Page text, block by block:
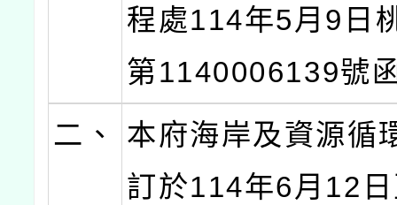
程處114年5月9日
第1140006139號
二、
本府海岸及資源循
訂於114年6月12